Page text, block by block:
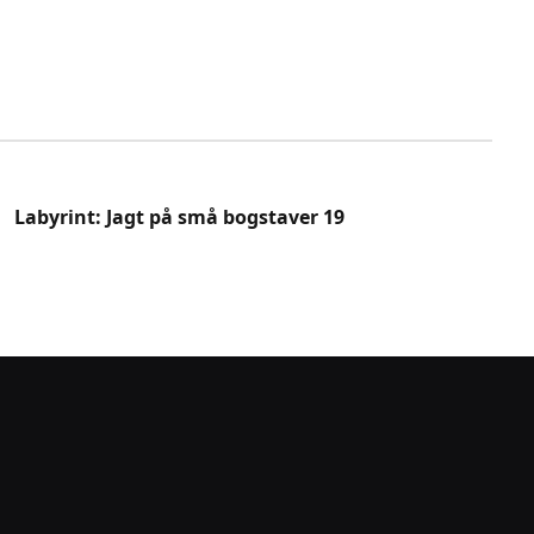
Labyrint: Jagt på små bogstaver 19